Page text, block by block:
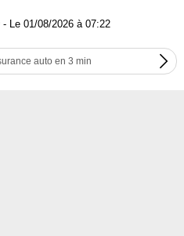
- Le 01/08/2026 à 07:22
auto en 3 min